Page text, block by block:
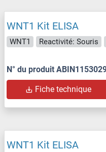
WNT1 Kit ELISA
WNT1 Reactivité: Souris
N° du produit
Fiche technique
WNT1 Kit ELISA